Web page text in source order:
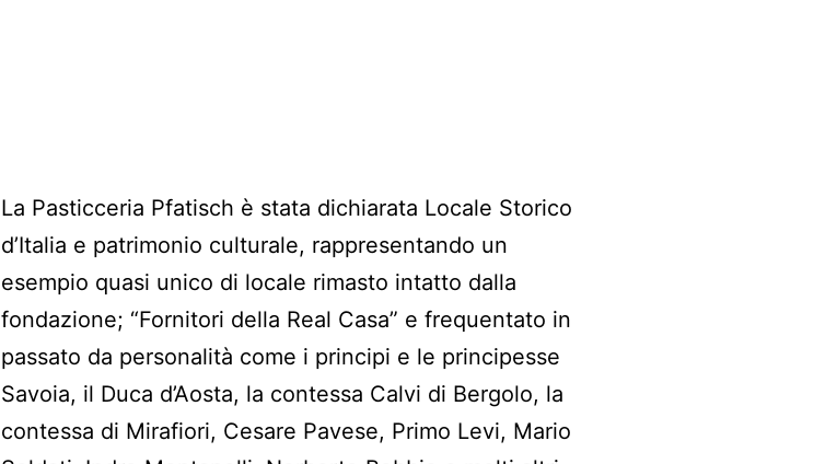
La Pasticceria Pfatisch è stata dichiarata Locale Storico
d’Italia e patrimonio culturale, rappresentando un
esempio quasi unico di locale rimasto intatto dalla
fondazione; “Fornitori della Real Casa” e frequentato in
passato da personalità come i principi e le principesse
Savoia, il Duca d’Aosta, la contessa Calvi di Bergolo, la
contessa di Mirafiori, Cesare Pavese, Primo Levi, Mario